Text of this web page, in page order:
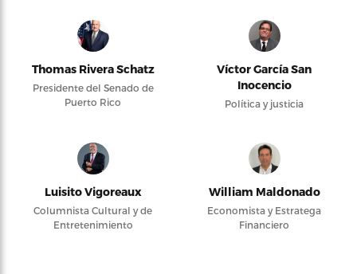
Thomas Rivera Schatz
Presidente del Senado de
Puerto Rico
Víctor García San
Inocencio
Política y justicia
Luisito Vigoreaux
Columnista Cultural y de
Entretenimiento
William Maldonado
Economista y Estratega
Financiero